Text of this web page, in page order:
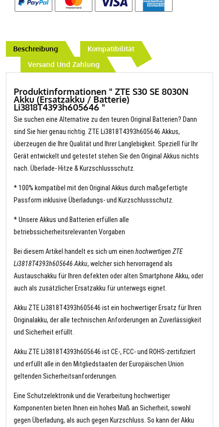
Beschreibung
Kompatibilität
Versand Und Zahlung
Produktinformationen " ZTE S30 SE 8030N
Akku (Ersatzakku / Batterie)
Li3818T4393h605646 "
Sie suchen eine Alternative zu den teuren Original Batterien? Dann
sind Sie hier genau richtig. ZTE Li3818T4393h605646 Akkus,
überzeugen die Ihre Qualität und Ihrer Langlebigkeit. Speziell für Ihr
Gerät entwickelt und getestet stehen Sie den Original Akkus nichts
nach. Überlade- Hitze & Kurzschlussschutz.
* 100% kompatibel mit den Original Akkus durch maßgefertigte
Passform inklusive Überladungs- und Kurzschlussschutz.
* Unsere Akkus und Batterien erfüllen alle
betriebssicherheitsrelevanten Vorgaben
Bei diesem Artikel handelt es sich um einen hochwertigen ZTE
Li3818T4393h605646 Akku, welcher sich hervorragend als
Austauschakku für Ihren defekten oder alten Smartphone Akku, oder
auch als zusätzlicher Ersatzakku für unterwegs eignet.
Akku ZTE Li3818T4393h605646 ist ein hochwertiger Ersatz für Ihren
Originalakku, der alle technischen Anforderungen an Zuverlässigkeit
und Sicherheit erfüllt.
Akku ZTE Li3818T4393h605646 ist CE-, FCC- und ROHS-zertifiziert
und erfüllt alle in den Mitgliedstaaten der Europäischen Union
geltenden Sicherheitsanforderungen.
Eine Schutzelektronik und die Verarbeitung hochwertiger
Komponenten bieten Ihnen ein hohes Maß an Sicherheit, sowohl
gegen Überladung, als auch gegen Kurzschluss. So kann der Akku